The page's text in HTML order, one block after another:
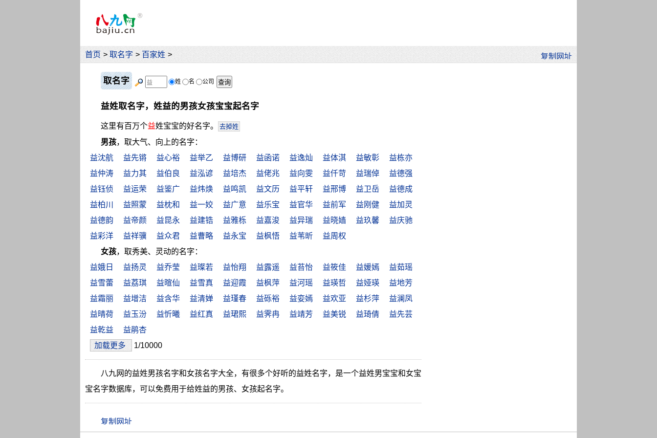
首页 > 取名字 > 百家姓 >
取名字 姓 名 公司
益姓取名字，姓益的男孩女孩宝宝起名字
这里有百万个益姓宝宝的好名字。 去掉姓
男孩，取大气、向上的名字：
益沈航
益先锵 益心裕 益举乙 益博研 益函诺 益逸灿 益体淇 益敏彰
益栋亦
益仲涛
益力其 益伯良 益泓谚 益培杰 益佬兆 益向雯 益仟苛 益瑞倬
益德强
益钰侦
益运荣 益鉴广 益炜焕 益鸣凯 益文历 益平轩 益邢博 益卫岳
益德成
益柏川
益照蒙 益枕和 益一姣 益广意 益乐宝 益官华 益前军 益刚健
益加灵
益德韵
益帝颜 益昆永 益建锆 益雅栎 益嘉浚 益异瑞 益晓嫱 益玖馨
益庆驰
益彩洋
益祥骥 益众君 益曹略 益永宝 益枫悟 益苇昕
益周权
女孩，取秀美、灵动的名字：
益娥日
益扬灵 益乔莹 益璨若 益怡翔 益露遥 益苔怡 益筱佳 益媛嫣
益茹瑶
益雪蕾
益荔琪 益暄仙 益雪真 益迎霞 益枫萍 益河瑶 益瑛哲 益娅瑛
益地芳
益霜丽
益增洁 益含华 益清婵 益瑾春 益砾裕 益娈嫣 益欢亚 益杉萍
益澜凤
益晴荷
益玉汾 益忻曦 益红真 益珺熙 益霁冉 益靖芳 益美锐 益琦倩
益先芸
益乾益
益鹃杏
加载更多
1/10000
八九网的益姓男孩名字和女孩名字大全，有很多个好听的益姓名字，是一个益姓男宝宝和女宝
宝名字数据库，可以免费用于给姓益的男孩、女孩起名字。